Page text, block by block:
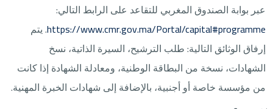
عبر بوابة الصندوق المغربي للتقاعد على الرابط التالي:
https://www.cmr.gov.ma/Portal/capital#programme. يتم
إرفاق الوثائق التالية: طلب الترشيح، السيرة الذاتية، نسخ
الشهادات، نسخة من البطاقة الوطنية، ومعادلة الشهادة إذا كانت
من مؤسسة خاصة أو أجنبية، بالإضافة إلى شهادات الخبرة المهنية.